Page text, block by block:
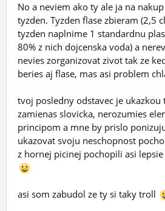
No a neviem ako ty ale ja na
tyzden. Tyzden flase zbieram (2,5
tyzden naplnime 1 standardnu
80% z nich dojcenska voda) a
nevies zorganizovat zivot tak ze
beries aj flase, mas asi problem
tvoj posledny odstavec je ukazkou
zamienas slovicka, nerozumies
principom a mne by prislo
ukazovat svoju neschopnost
z hornej picinej pochopili asi lepsie
asi som zabudol ze ty si taky troll